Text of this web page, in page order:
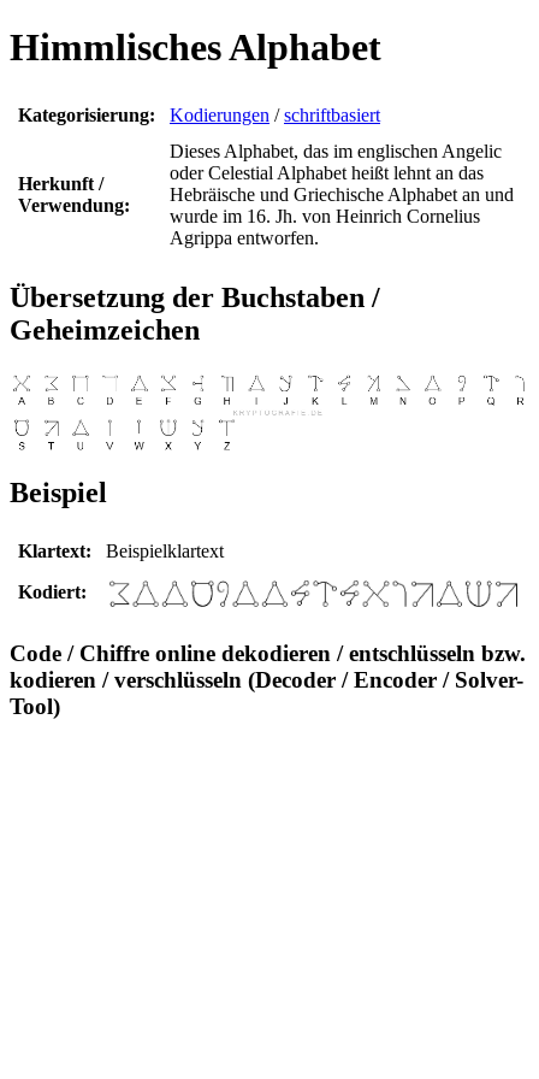
Himmlisches Alphabet
Kategorisierung: Kodierungen /schriftbasiert
Herkunft /
Verwendung:
Dieses Alphabet, das im englischen Angelic
oder Celestial Alphabet heißt lehnt an das
Hebräische und Griechische Alphabet an und
wurde im 16. Jh. von Heinrich Cornelius
Agrippa entworfen.
Übersetzung der Buchstaben /
Geheimzeichen
Beispiel
Klartext:
Beispielklartext
Kodiert:
Code / Chiffre online dekodieren / entschlüsseln bzw.
kodieren / verschlüsseln (Decoder / Encoder / Solver-
Tool)